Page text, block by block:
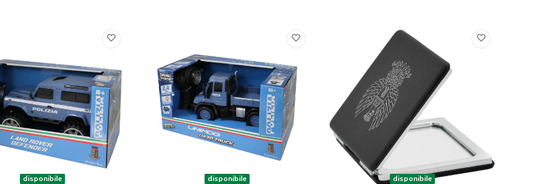
disponibile disponibile disponibile